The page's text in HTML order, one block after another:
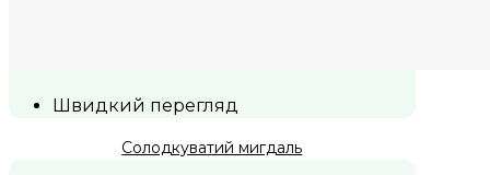
Швидкий перегляд
Солодкуватий мигдаль